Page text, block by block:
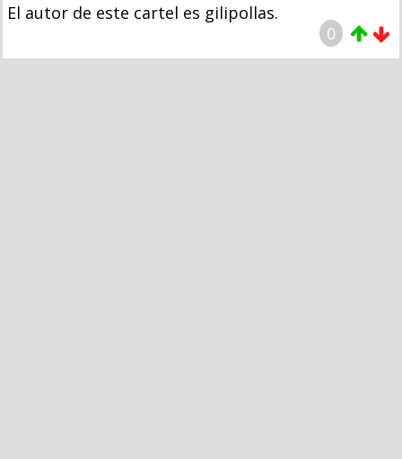
El autor de este cartel es gilipollas.
0